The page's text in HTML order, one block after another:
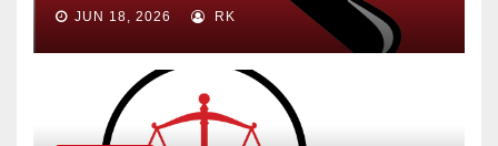
JUN 18, 2026 RK